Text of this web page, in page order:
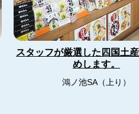
スタッフが厳選した四国土
めします。
鴻ノ池SA（上り）